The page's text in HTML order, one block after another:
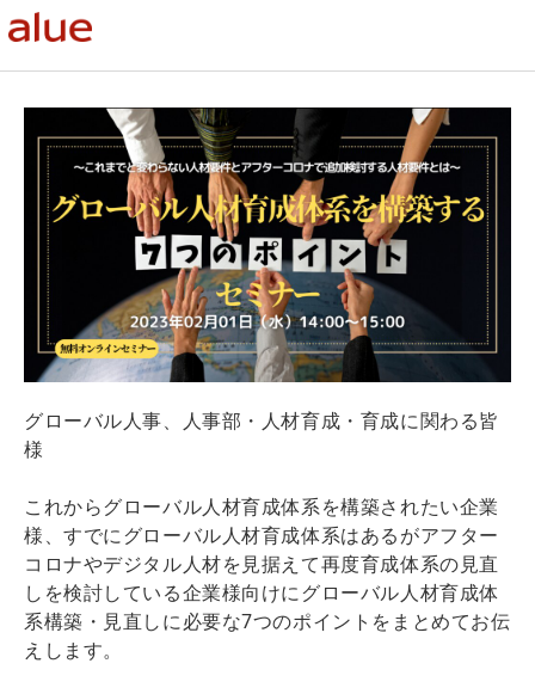
グローバル人事、人事部・人材育成・育成に関わる皆
様
これからグローバル人材育成体系を構築されたい企業
様、すでにグローバル人材育成体系はあるがアフター
コロナやデジタル人材を見据えて再度育成体系の見直
しを検討している企業様向けにグローバル人材育成体
系構築・見直しに必要な7つのポイントをまとめてお伝
えします。